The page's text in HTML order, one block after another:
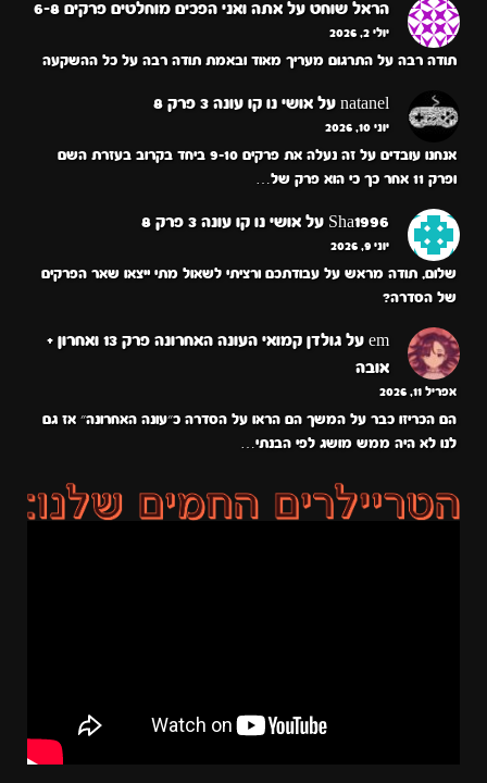
הראל שוחט על אתה ואני הפכים מוחלטים פרקים 6-8
יולי 2, 2026
תודה רבה על התרגום מעריך מאוד ובאמת תודה רבה על כל ההשקעה
natanel על אושי נו קו עונה 3 פרק 8
יוני 10, 2026
אנחנו עובדים על זה נעלה את פרקים 9-10 ביחד בקרוב בעזרת השם
ופרק 11 אחר כך כי הוא פרק של…
Sha1996 על אושי נו קו עונה 3 פרק 8
יוני 9, 2026
שלום, תודה מראש על עבודתכם ורציתי לשאול מתי ייצאו שאר הפרקים
של הסדרה?
em על
גולדן קמואי העונה האחרונה פרק 13 ואחרון +
אובה
אפריל 11, 2026
הם הכריזו כבר על המשך הם הראו על הסדרה כ״עונה האחרונה״ אז גם
לנו לא היה ממש מושג לפי הבנתי…